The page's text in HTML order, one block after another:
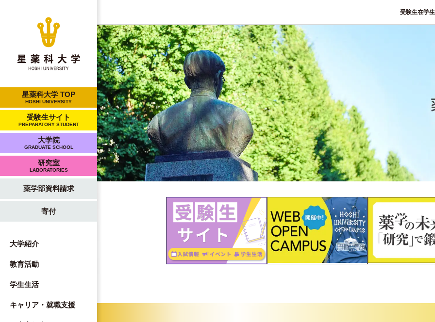
星薬科大学 TOP
HOSHI UNIVERSITY
受験生サイト
PREPARATORY STUDENT
大学院
GRADUATE SCHOOL
研究室
LABORATORIES
薬学部資料請求
寄付
大学紹介
教育活動
学生生活
キャリア・就職支援
受験生在学生